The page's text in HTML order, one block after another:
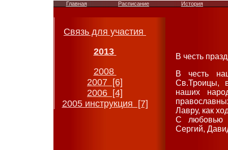
Главная Расписание История
Связь для участия
2013
2008
2007 [6]
2006 [4]
2005 инструкция [7]
В честь
В честь
Св.Троицы,
наших
Лавру, как
С любовью
Сергий,